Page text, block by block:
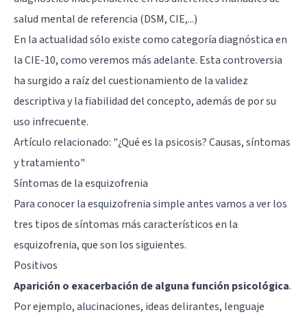
salud mental de referencia (DSM, CIE,...)
En la actualidad sólo existe como categoría diagnóstica en
la CIE-10, como veremos más adelante. Esta controversia
ha surgido a raíz del cuestionamiento de la validez
descriptiva y la fiabilidad del concepto, además de por su
uso infrecuente.
Artículo relacionado: "¿Qué es la psicosis? Causas, síntomas
y tratamiento"
Síntomas de la esquizofrenia
Para conocer la esquizofrenia simple antes vamos a ver los
tres tipos de síntomas más característicos en la
esquizofrenia, que son los siguientes.
Positivos
Aparición o exacerbación de alguna función psicológica.
Por ejemplo, alucinaciones, ideas delirantes, lenguaje